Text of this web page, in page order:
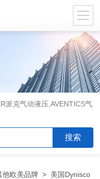
派克气动液压,AVENTICS气
他欧美品牌 > 美国Dynisco